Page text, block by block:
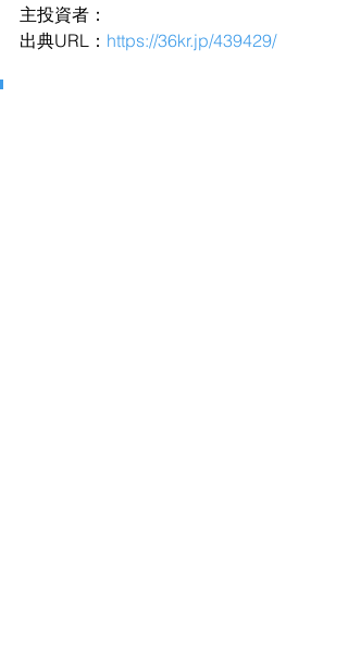
主投資者：
出典URL： https://36kr.jp/439429/